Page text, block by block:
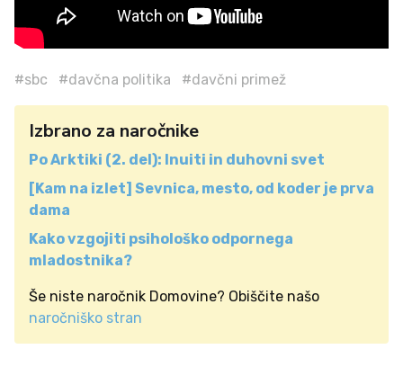
#sbc #davčna politika #davčni primež
Izbrano za naročnike
Po Arktiki (2. del): Inuiti in duhovni svet
[Kam na izlet] Sevnica, mesto, od koder je prva
dama
Kako vzgojiti psihološko odpornega
mladostnika?
Še niste naročnik Domovine? Obiščite našo
naročniško stran